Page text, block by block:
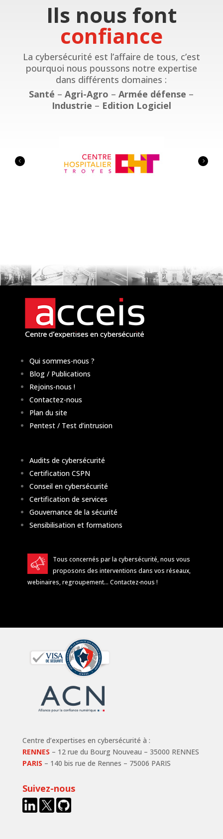
Ils nous font
confiance
La cybersécurité est l’affaire de tous, c’est
pourquoi nous poussons notre expertise
dans différents domaines :
Santé –Agri-Agro –Armée défense –
Industrie – Edition Logiciel
Qui sommes-nous ?
Blog / Publications
Rejoins-nous !
Contactez-nous
Plan du site
Pentest / Test d’intrusion
Audits de cybersécurité
Certification CSPN
Conseil en cybersécurité
Certification de services
Gouvernance de la sécurité
Sensibilisation et formations
Tous concernés par la cybersécurité, nous vous
proposons des interventions dans vos réseaux,
webinaires, regroupement… Contactez-nous !
Centre d’expertises en cybersécurité à :
RENNES – 12 rue du Bourg Nouveau – 35000 RENNES
PARIS – 140 bis rue de Rennes – 75006 PARIS
Suivez-nous